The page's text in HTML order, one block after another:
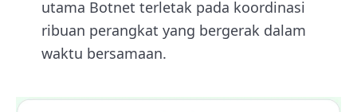
utama Botnet terletak pada koordinasi
ribuan perangkat yang bergerak dalam
waktu bersamaan.